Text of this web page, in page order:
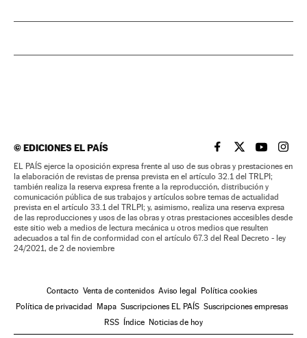
©EDICIONES EL PAÍS EL PAÍS BRASIL EN
EL PAÍSEL PAÍS
EL
EL PAÍS ejerce la oposición expresa frente al uso de sus obras y prestaciones en
la elaboración de revistas de prensa prevista en el artículo 32.1 del TRLPI;
también realiza la reserva expresa frente a la reproducción, distribución y
comunicación pública de sus trabajos y artículos sobre temas de actualidad
prevista en el artículo 33.1 del TRLPI; y, asimismo, realiza una reserva expresa
de las reproducciones y usos de las obras y otras prestaciones accesibles desde
este sitio web a medios de lectura mecánica u otros medios que resulten
adecuados a tal fin de conformidad con el artículo 67.3 del Real Decreto - ley
24/2021, de 2 de noviembre
Contacto Venta de contenidos Aviso legal
Política cookies
Política de privacidad
Mapa Suscripciones EL PAÍS Suscripciones empresas
RSS
Índice Noticias de hoy